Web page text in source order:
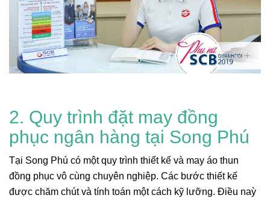
2. Quy trình đặt may đồng
phục ngân hàng tại Song Phú
Tại Song Phú có một quy trình thiết kế và may áo thun
đồng phục vô cùng chuyên nghiệp. Các bước thiết kế
được chăm chút và tính toán một cách kỹ lưỡng. Điều naỳ